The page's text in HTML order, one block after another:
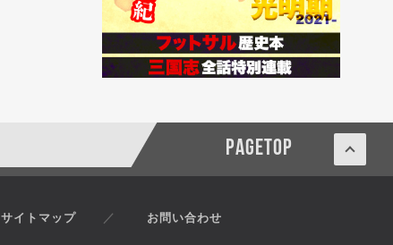
PAGETOP
サイトマップ お問い合わせ